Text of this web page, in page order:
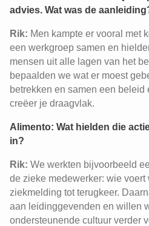
advies. Wat was de
Rik: Men kampte er vooral met
een werkgroep samen en
mensen uit alle lagen van het
bepaalden we wat er moest
betrekken en samen een beleid
creëer je draagvlak.
Alimento: Wat hielden die
in?
Rik: We werkten bijvoorbeeld
de zieke medewerker: wie
ziekmelding tot terugkeer.
aan leidinggevenden en willen
ondersteunende cultuur verder